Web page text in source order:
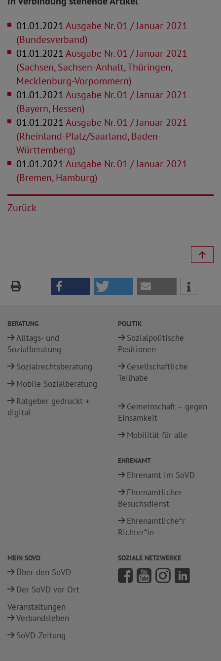
01.01.2021Ausgabe Nr. 01 / Januar 2021
(Bundesverband)
01.01.2021Ausgabe Nr. 01 / Januar 2021
(Sachsen, Sachsen-Anhalt, Thüringen,
Mecklenburg-Vorpommern)
01.01.2021Ausgabe Nr. 01 / Januar 2021
(Bayern, Hessen)
01.01.2021Ausgabe Nr. 01 / Januar 2021
(Rheinland-Pfalz/Saarland, Baden-
Württemberg)
01.01.2021Ausgabe Nr. 01 / Januar 2021
(Bremen, Hamburg)
Zurück
BERATUNG
Alltags- und
Sozialberatung
Sozialrechtsberatung
Mobile Sozialberatung
Ratgeber gedruckt +
digital
POLITIK
Sozialpolitische
Positionen
Gesellschaftliche
Teilhabe
Gemeinschaft – gegen
Einsamkeit
Mobilität für alle
EHRENAMT
Ehrenamt im SoVD
Ehrenamtlicher
Besuchsdienst
Ehrenamtliche*r
Richter*in
MEIN SOVD
Über den SoVD
Der SoVD vor Ort
Veranstaltungen
Verbandsleben
SoVD-Zeitung
SOZIALE NETZWERKE